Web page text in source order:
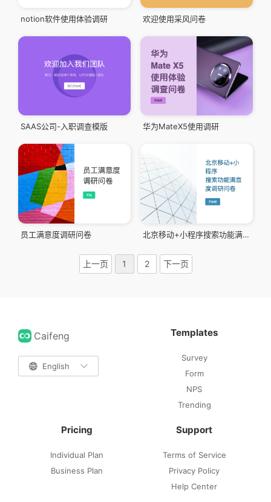
notion软件使用体验调研 欢迎使用采风问卷
SAAS公司-入职调查模版 华为MateX5使用调研
员工满意度调研问卷 北京移动+小程序搜索功能满意度调研问卷
上一页 1 2 下一页
Caifeng
 English 
Templates
Survey
Form
NPS
Trending
Pricing
Individual Plan
Business Plan
Support
Terms of Service
Privacy Policy
Help Center